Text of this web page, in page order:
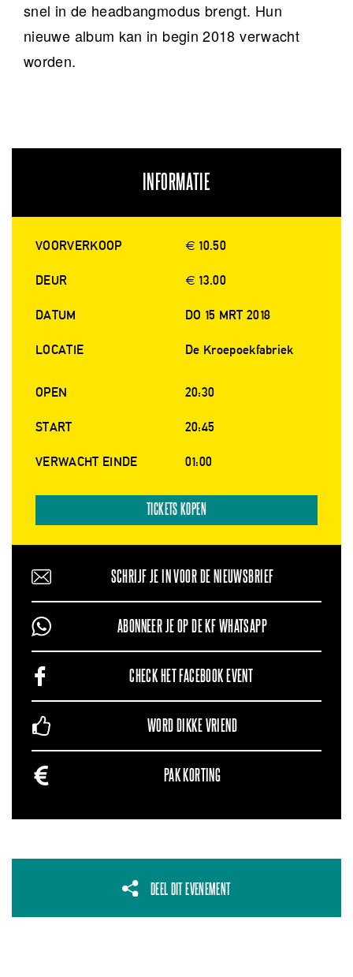
snel in de headbangmodus brengt. Hun
nieuwe album kan in begin 2018 verwacht
worden.
INFORMATIE
VOORVERKOOP € 10.50
DEUR € 13.00
DATUM DO 15 MRT 2018
LOCATIE De Kroepoekfabriek
OPEN 20:30
START 20:45
VERWACHT EINDE 01:00
TICKETS KOPEN
SCHRIJF JE IN VOOR DE NIEUWSBRIEF
ABONNEER JE OP DE KF WHATSAPP
CHECK HET FACEBOOK EVENT
WORD DIKKE VRIEND
PAK KORTING
DEEL DIT EVENEMENT